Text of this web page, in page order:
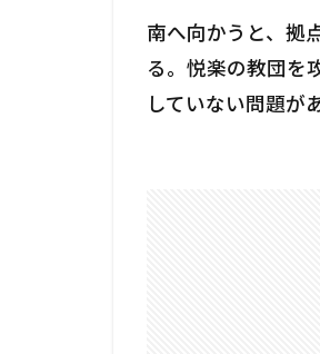
南へ向かうと、拠
る。悦楽の教団を
していない問題が